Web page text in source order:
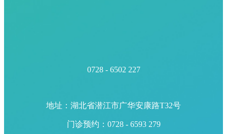
0728 - 6502 227
地址：湖北省潜江市广华安康路T32号
门诊预约：0728 - 6593 279